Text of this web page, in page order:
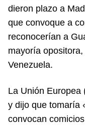
dieron plazo a
que convoque a
reconocerían a
mayoría
Venezuela.
La Unión Europea
y dijo que tomaría
convocan